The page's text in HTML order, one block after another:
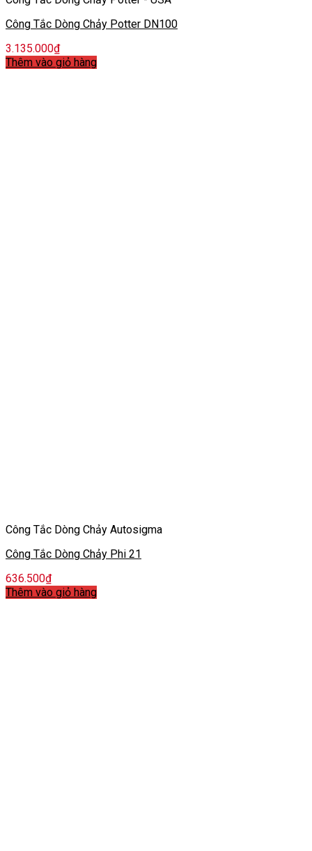
Công Tắc Dòng Chảy Potter DN100
3.135.000₫
Thêm vào giỏ hàng
Công Tắc Dòng Chảy Autosigma
Công Tắc Dòng Chảy Phi 21
636.500₫
Thêm vào giỏ hàng